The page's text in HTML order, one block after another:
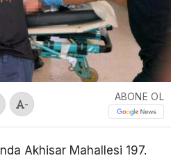
-
ABONE OL
Akhisar Mahallesi 197.